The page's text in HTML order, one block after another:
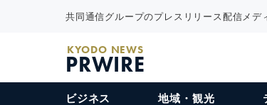
共同通信グループのプレスリリース配信メデ
KYODO NEWS
PRWIRE
ビジネス 地域・観光